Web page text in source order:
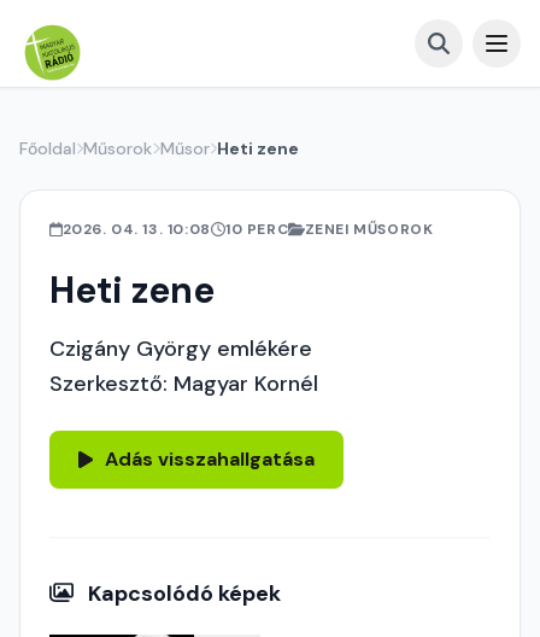
Főoldal Műsorok Műsor Heti zene
2026. 04. 13. 10:08 10 PERC ZENEI MŰSOROK
Heti zene
Czigány György emlékére
Szerkesztő: Magyar Kornél
Adás visszahallgatása
Kapcsolódó képek